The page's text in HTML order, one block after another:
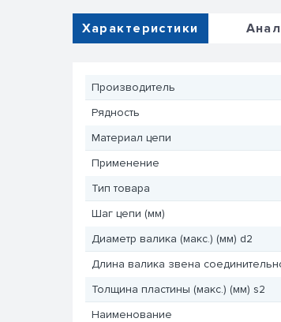
Характеристики
Производитель
Рядность
Материал цепи
Применение
Тип товара
Шаг цепи (мм)
Диаметр валика (макс.) (мм) d2
Длина валика звена
Толщина пластины (макс.) (мм) s2
Наименование